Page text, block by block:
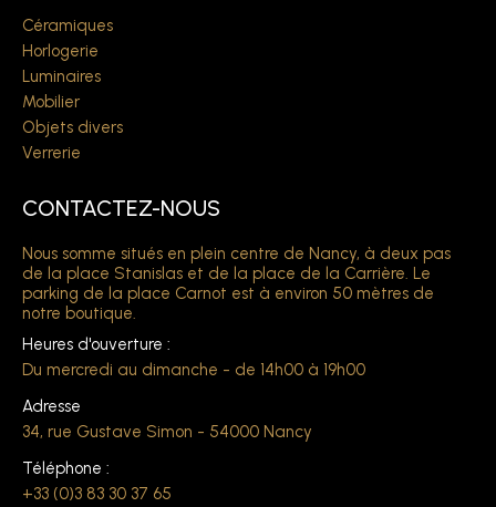
Céramiques
Horlogerie
Luminaires
Mobilier
Objets divers
Verrerie
CONTACTEZ-NOUS
Nous somme situés en plein centre de Nancy, à deux pas
de la place Stanislas et de la place de la Carrière. Le
parking de la place Carnot est à environ 50 mètres de
notre boutique.
Heures d'ouverture :
Du mercredi au dimanche - de 14h00 à 19h00
Adresse
34, rue Gustave Simon - 54000 Nancy
Téléphone :
+33 (0)3 83 30 37 65